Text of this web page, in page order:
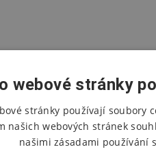
webové stránky
stránky používají soubory
našich webových stránek
našimi zásadami používání